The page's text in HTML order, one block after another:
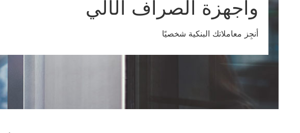
وأجهزة الصراف الآلي
أنجِز معاملاتك البنكية شخصيًا